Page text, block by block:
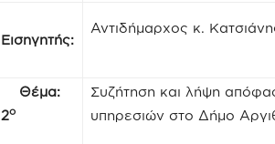
Εισηγητής:
Αντιδήμαρχος κ.
Θέμα:
2ο
Συζήτηση και λήψη
υπηρεσιών στο Δήμο